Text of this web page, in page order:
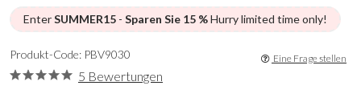
EnterSUMMER15 - Sparen Sie 15 %Hurry limited time only!
Produkt-Code: PBV9030
5 Bewertungen
Eine Frage stellen